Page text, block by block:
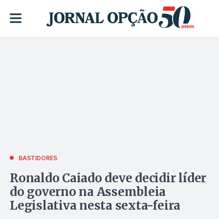
BASTIDORES
Ronaldo Caiado deve decidir líder
do governo na Assembleia
Legislativa nesta sexta-feira